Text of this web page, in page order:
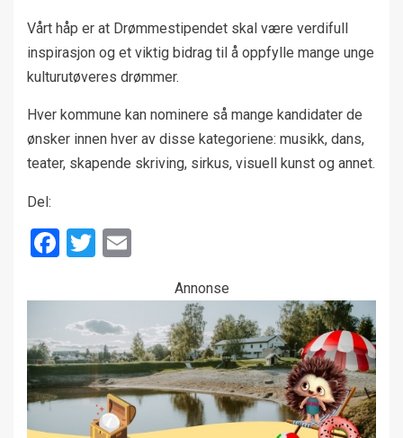
Vårt håp er at Drømmestipendet skal være verdifull
inspirasjon og et viktig bidrag til å oppfylle mange unge
kulturutøveres drømmer.
Hver kommune kan nominere så mange kandidater de
ønsker innen hver av disse kategoriene: musikk, dans,
teater, skapende skriving, sirkus, visuell kunst og annet.
Del:
Facebook
Twitter
Annonse